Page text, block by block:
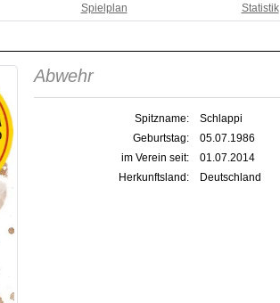
Spielplan Statistik
Abwehr
Spitzname:
Schlappi
Geburtstag:
05.07.1986
im Verein seit:
01.07.2014
Herkunftsland:
Deutschland